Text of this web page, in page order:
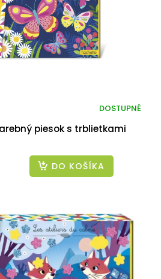
piesok s trblietkami
DOSTUPNÉ
DO KOŠÍKA